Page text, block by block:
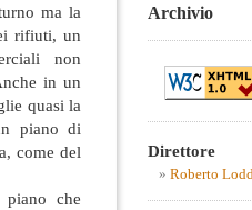
ma la
rifiuti, un
non
in un
quasi la
piano di
come del
che
Archivio
Direttore
Roberto